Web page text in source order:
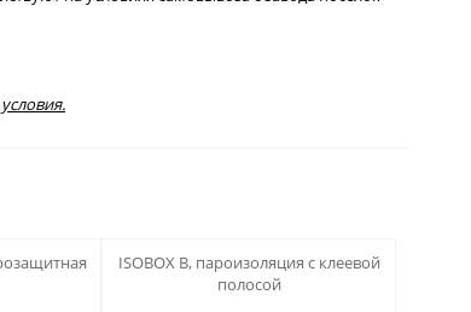
ISOBOX B, пароизоляция с клеевой
полосой